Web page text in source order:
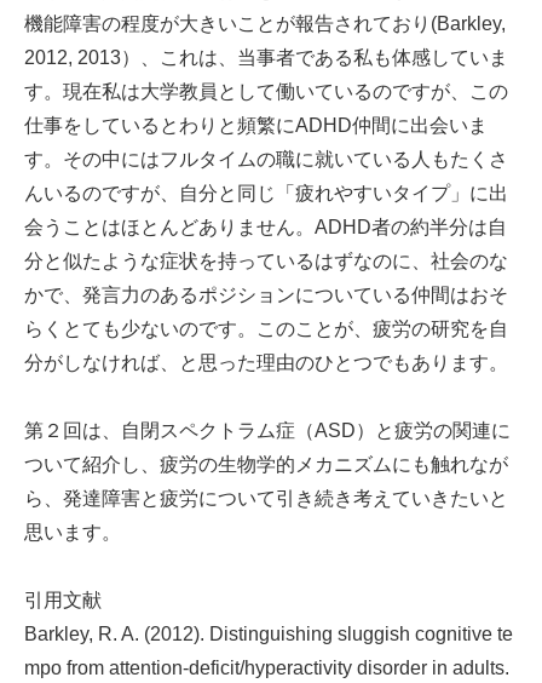
機能障害の程度が大きいことが報告されており(Barkley,
2012, 2013）、これは、当事者である私も体感していま
す。現在私は大学教員として働いているのですが、この
仕事をしているとわりと頻繁にADHD仲間に出会いま
す。その中にはフルタイムの職に就いている人もたくさ
んいるのですが、自分と同じ「疲れやすいタイプ」に出
会うことはほとんどありません。ADHD者の約半分は自
分と似たような症状を持っているはずなのに、社会のな
かで、発言力のあるポジションについている仲間はおそ
らくとても少ないのです。このことが、疲労の研究を自
分がしなければ、と思った理由のひとつでもあります。
第２回は、自閉スペクトラム症（ASD）と疲労の関連に
ついて紹介し、疲労の生物学的メカニズムにも触れなが
ら、発達障害と疲労について引き続き考えていきたいと
思います。
引用文献
Barkley, R. A. (2012). Distinguishing sluggish cognitive te
mpo from attention-deficit/hyperactivity disorder in adults.